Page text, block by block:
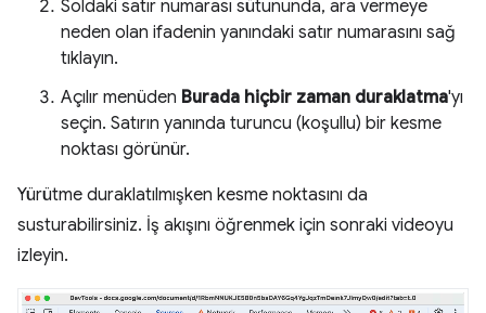
Soldaki satır numarası sütununda, ara vermeye
neden olan ifadenin yanındaki satır numarasını sağ
tıklayın.
Açılır menüden Burada hiçbir zaman duraklatma'yı
seçin. Satırın yanında turuncu (koşullu) bir kesme
noktası görünür.
Yürütme duraklatılmışken kesme noktasını da
susturabilirsiniz. İş akışını öğrenmek için sonraki videoyu
izleyin.